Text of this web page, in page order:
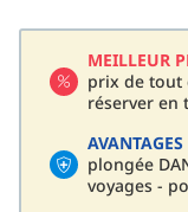
MEILLEUR
prix de tout
réserver en
plongée
voyages -